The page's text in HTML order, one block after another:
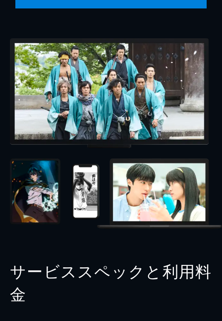
サービススペックと利用料
金